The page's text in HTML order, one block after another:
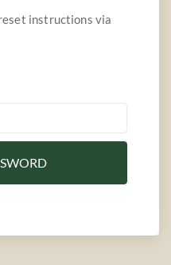
instructions via